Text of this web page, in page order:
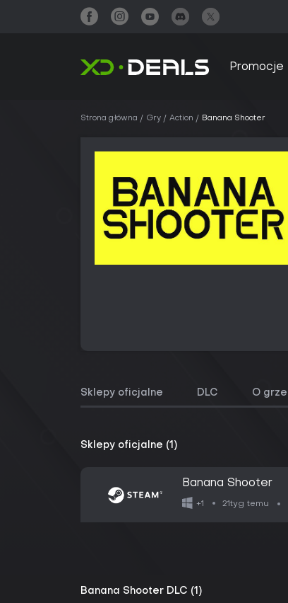
Promocje
Strona główna Gry Action Banana Shooter
Sklepy oficjalne DLC O grze
Sklepy oficjalne (1)
Banana Shooter
+1 21tyg temu
Banana Shooter DLC (1)